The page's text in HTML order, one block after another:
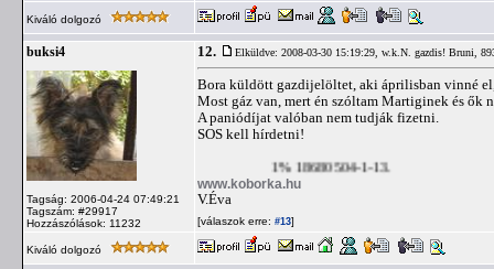
Kiváló dolgozó
buksi4
Tagság: 2006-04-24 07:49:21
Tagszám: #29917
Hozzászólások: 11232
12. Elküldve: 2008-03-30 15:19:29, w.k.N. gazdis! Bruni,
Bora küldött gazdijelöltet, aki áprilisban vinné
Most gáz van, mert én szóltam Martiginek és ők
A paniódíjat valóban nem tudják fizetni.
SOS kell hírdetni!
1% 18680504-1-13.
www.koborka.hu
V.Éva
[válaszok erre: #13]
Kiváló dolgozó